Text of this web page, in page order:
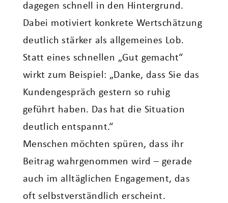
dagegen schnell in den Hintergrund.
Dabei motiviert konkrete Wertschätzung
deutlich stärker als allgemeines Lob.
Statt eines schnellen „Gut gemacht“
wirkt zum Beispiel: „Danke, dass Sie das
Kundengespräch gestern so ruhig
geführt haben. Das hat die Situation
deutlich entspannt.“
Menschen möchten spüren, dass ihr
Beitrag wahrgenommen wird – gerade
auch im alltäglichen Engagement, das
oft selbstverständlich erscheint.